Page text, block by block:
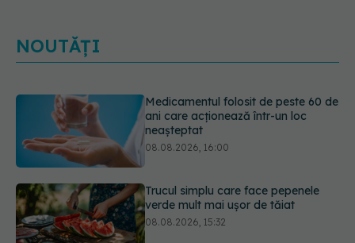
NOUTĂȚI
Trucul simplu care face pepenele
verde mult mai ușor de tăiat
08.08.2026, 15:32
Diagnosticele de autism la fete au
crescut după pandemia de COVID-
19